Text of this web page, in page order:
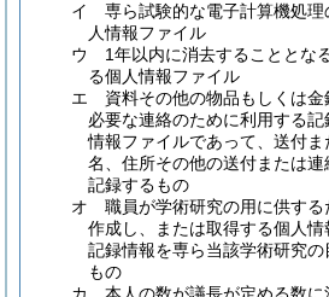
イ
専ら試験的な電子計算機処
人情報ファイル
ウ
1年以内に消去することとな
る個人情報ファイル
エ
資料その他の物品もしくは
必要な連絡のために利用する
情報ファイルであって、送付
名、住所その他の送付または
記録するもの
オ
職員が学術研究の用に供する
作成し、または取得する個人情
記録情報を専ら当該学術研究
もの